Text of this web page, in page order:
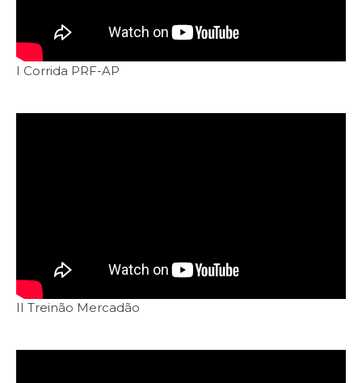
I Corrida PRF-AP
II Treinão Mercadão